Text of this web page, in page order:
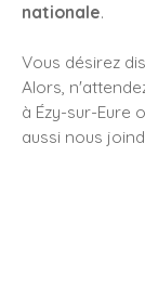
nationale.
Vous désirez
Alors,
à Ézy-sur-Eure
aussi nous